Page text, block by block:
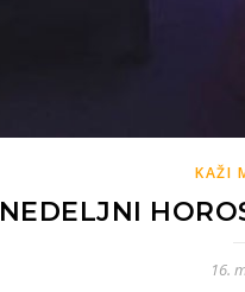
KAŽI
NEDELJNI
16.